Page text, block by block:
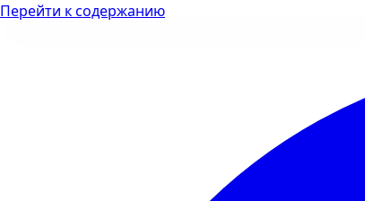
Перейти к содержанию